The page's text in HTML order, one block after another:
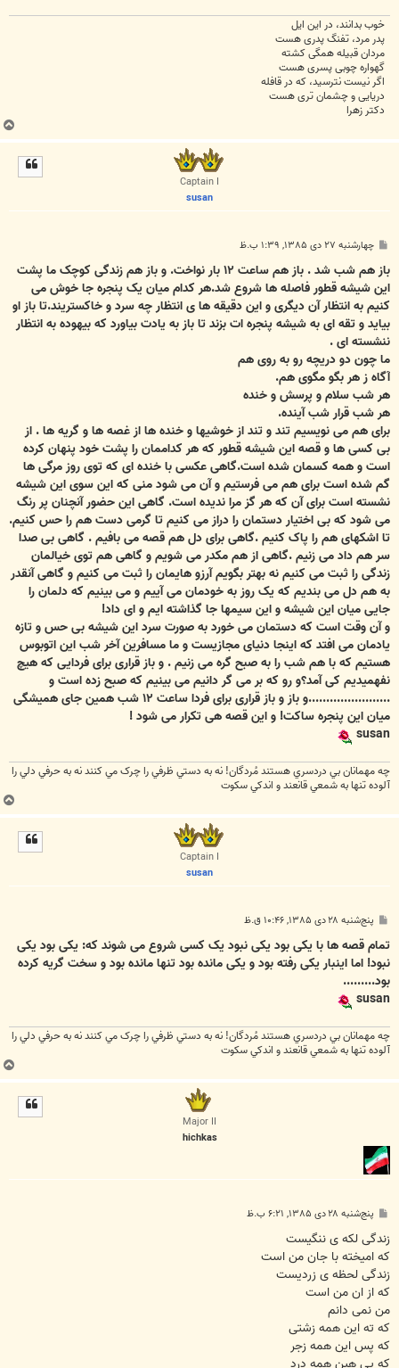
خوب بدانند، در این ایل
پدر مرد، تفنگ پدری هست
مردان قبیله همگی کشته
گهواره چوبی پسری هست
اگر نیست نترسید، که در قافله
دریایی و چشمان تری هست
دکتر زهرا
ب
ا
Captain I
susan
پ
ت
چهارشنبه ۲۷ دی ۱۳۸۵, ۱:۳۹ ب.ظ
باز هم شب شد . باز هم ساعت ۱۲ بار نواخت. و باز هم زندگی کوچک ما پشت
این شیشه قطور فاصله ها شروع شد.هر کدام میان یک پنجره جا خوش می
کنیم به انتظار آن دیگری و این دقیقه ها ی انتظار چه سرد و خاکستریند.تا باز او
بیاید و تقه ای به شیشه پنجره ات بزند تا باز به یادت بیاورد که بیهوده به انتظار
ننشسته ای .
ما چون دو دریچه رو به روی هم
آگاه ز هر بگو مگوی هم.
هر شب سلام و پرسش و خنده
هر شب قرار شب آینده.
برای هم می نویسیم تند و تند از خوشیها و خنده ها از غصه ها و گریه ها . از
بی کسی ها و قصه این شیشه قطور که هر کداممان را پشت خود پنهان کرده
است و همه کسمان شده است.گاهی عکسی با خنده ای که توی روز مرگی ها
گم شده است برای هم می فرستیم و آن می شود منی که این سوی این شیشه
نشسته است برای آن که هر گز مرا ندیده است. گاهی این حضور آنچنان پر رنگ
می شود که بی اختیار دستمان را دراز می کنیم تا گرمی دست هم را حس کنیم.
تا اشکهای هم را پاک کنیم .گاهی برای دل هم قصه می بافیم . گاهی بی صدا
سر هم داد می زنیم .گاهی از هم مکدر می شویم و گاهی هم توی خیالمان
زندگی را ثبت می کنیم نه بهتر بگویم آرزو هایمان را ثبت می کنیم و گاهی آنقدر
به هم دل می بندیم که یک روز به خودمان می آییم و می بینیم که دلمان را
جایی میان این شیشه و این سیمها جا گذاشته ایم و ای داد!
و آن وقت است که دستمان می خورد به صورت سرد این شیشه بی حس و تازه
یادمان می افتد که اینجا دنیای مجازیست و ما مسافرین آخر شب این اتوبوس
هستیم که با هم شب را به صبح گره می زنیم . و باز قراری برای فردایی که هیچ
نفهمیدیم کی آمد؟و رو که بر می گر دانیم می بینیم که صبح زده است و
.......................و باز و باز قراری برای فردا ساعت ۱۲ شب همین جای همیشگی
میان این پنجره ساکت! و این قصه هی تکرار می شود !
susan
چه مهمانان بي دردسري هستند مُردگان! نه به دستي ظرفي را چرک مي کنند نه به حرفي دلي را
آلوده تنها به شمعي قانعند و اندکي سکوت
ب
ا
Captain I
susan
پ
ت
پنج‌شنبه ۲۸ دی ۱۳۸۵, ۱۰:۴۶ ق.ظ
تمام قصه ها با یکی بود یکی نبود یک کسی شروع می شوند که: یکی بود یکی
نبود! اما اینبار یکی رفته بود و یکی مانده بود تنها مانده بود و سخت گریه کرده
بود.........
susan
چه مهمانان بي دردسري هستند مُردگان! نه به دستي ظرفي را چرک مي کنند نه به حرفي دلي را
آلوده تنها به شمعي قانعند و اندکي سکوت
ب
ا
Major II
hichkas
پ
ت
پنج‌شنبه ۲۸ دی ۱۳۸۵, ۶:۲۱ ب.ظ
زندگی لکه ی ننگیست
که امیخته با جان من است
زندگی لحظه ی زردیست
که از ان من است
من نمی دانم
که ته این همه زشتی
که پس این همه زجر
که پی هین همه درد